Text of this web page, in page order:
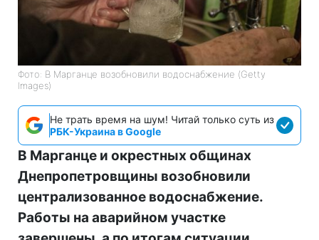
Фото: В Марганце возобновили водоснабжение (Getty
Images)
Не трать время на шум! Читай только суть из
РБК-Украина в Google
В Марганце и окрестных общинах
Днепропетровщины возобновили
централизованное водоснабжение.
Работы на аварийном участке